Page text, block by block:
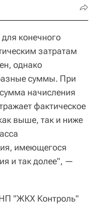
конечного
затратам
однако
суммы. При
начисления
фактическое
выше, так и ниже
имеющегося
и так долее", —
"ЖКХ Контроль"